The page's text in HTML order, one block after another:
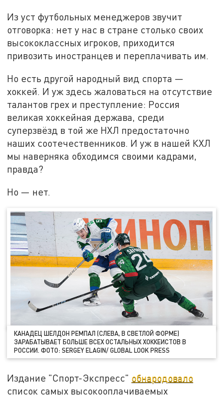
Из уст футбольных менеджеров звучит
отговорка: нет у нас в стране столько своих
высококлассных игроков, приходится
привозить иностранцев и переплачивать им.
Но есть другой народный вид спорта —
хоккей. И уж здесь жаловаться на отсутствие
талантов грех и преступление: Россия
великая хоккейная держава, среди
суперзвёзд в той же НХЛ предостаточно
наших соотечественников. И уж в нашей КХЛ
мы наверняка обходимся своими кадрами,
правда?
Но — нет.
КАНАДЕЦ ШЕЛДОН РЕМПАЛ (СЛЕВА, В СВЕТЛОЙ ФОРМЕ)
ЗАРАБАТЫВАЕТ БОЛЬШЕ ВСЕХ ОСТАЛЬНЫХ ХОККЕИСТОВ В
РОССИИ. ФОТО: SERGEY ELAGIN/ GLOBAL LOOK PRESS
Издание "Спорт-Экспресс" обнародовало
список самых высокооплачиваемых